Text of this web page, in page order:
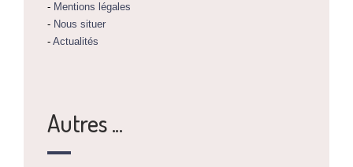
- Mentions légales
- Nous situer
- Actualités
Autres ...